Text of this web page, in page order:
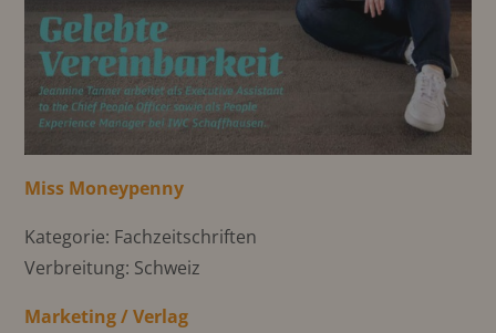
Miss Moneypenny
Kategorie: Fachzeitschriften
Verbreitung: Schweiz
Marketing / Verlag